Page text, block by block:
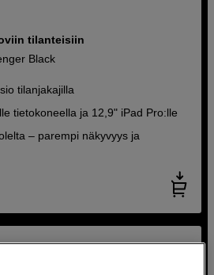
tilanteisiin
Black
tilanjakajilla
tietokoneella ja 12,9" iPad Pro:lle
– parempi näkyvyys ja